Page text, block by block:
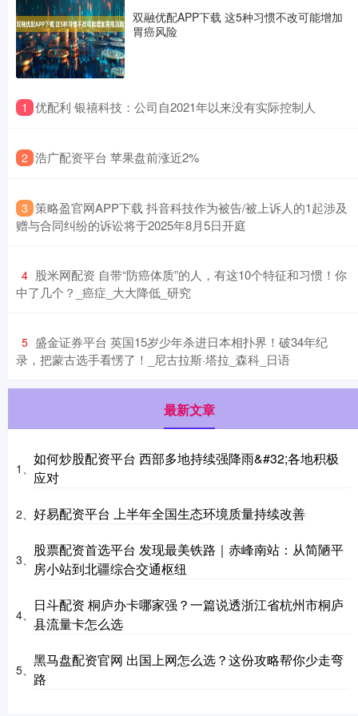
双融优配APP下载 这5种习惯不改可能增加
胃癌风险
1 ​优配利 银禧科技：公司自2021年以来没有实际控制人
2 ​浩广配资平台 苹果盘前涨近2%
3 ​策略盈官网APP下载 抖音科技作为被告/被上诉人的1起涉及
赠与合同纠纷的诉讼将于2025年8月5日开庭
4 ​股米网配资 自带“防癌体质”的人，有这10个特征和习惯！你
中了几个？_癌症_大大降低_研究
5 ​盛金证券平台 英国15岁少年杀进日本相扑界！破34年纪
录，把蒙古选手看愣了！_尼古拉斯·塔拉_森科_日语
最新文章
1、
如何炒股配资平台 西部多地持续强降雨&#32;各地积极
应对
2、 好易配资平台 上半年全国生态环境质量持续改善
3、
股票配资首选平台 发现最美铁路｜赤峰南站：从简陋平
房小站到北疆综合交通枢纽
4、
日斗配资 桐庐办卡哪家强？一篇说透浙江省杭州市桐庐
县流量卡怎么选
5、
黑马盘配资官网 出国上网怎么选？这份攻略帮你少走弯
路